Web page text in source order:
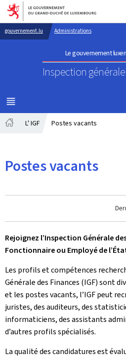
Aller au menu
Aller au
gouvernement.lu Administrations
Le gouvernement
Inspection
MENU
PRINCIPAL
L' IGF Postes vacants
Postes vacants
Rejoignez l’Inspection Générale
Fonctionnaire ou Employé de
Les profils et compétences
Générale des Finances (IGF) sont
et les postes vacants, l’IGF peut
juristes, des auditeurs, des
informaticiens, des assistants
d’autres profils spécialisés.
La qualité des candidatures est